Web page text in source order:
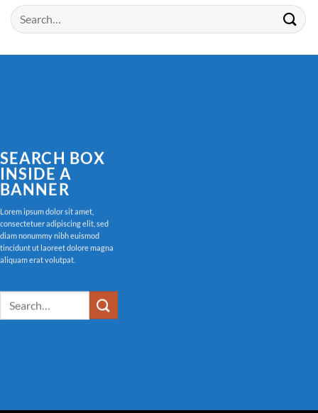
SEARCH BOX
INSIDE A
BANNER
Lorem ipsum dolor sit amet,
consectetuer adipiscing elit, sed
diam nonummy nibh euismod
tincidunt ut laoreet dolore magna
aliquam erat volutpat.